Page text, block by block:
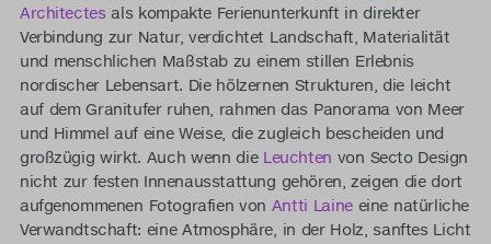
Architectes als kompakte Ferienunterkunft in direkter
Verbindung zur Natur, verdichtet Landschaft, Materialität
und menschlichen Maßstab zu einem stillen Erlebnis
nordischer Lebensart. Die hölzernen Strukturen, die leicht
auf dem Granitufer ruhen, rahmen das Panorama von Meer
und Himmel auf eine Weise, die zugleich bescheiden und
großzügig wirkt. Auch wenn die Leuchten von Secto Design
nicht zur festen Innenausstattung gehören, zeigen die dort
aufgenommenen Fotografien von Antti Laineeine natürliche
Verwandtschaft: eine Atmosphäre, in der Holz, sanftes Licht